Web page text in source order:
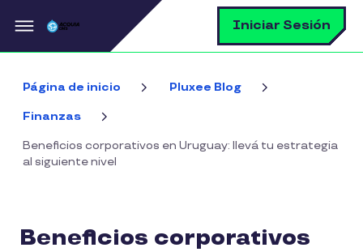
Pasar al contenido principal Iniciar Sesión
Página de inicio Pluxee Blog
Finanzas
Beneficios corporativos en Uruguay: llevá tu estrategia
al siguiente nivel
Beneficios corporativos